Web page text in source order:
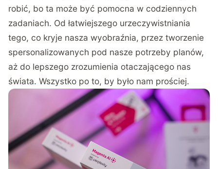
robić, bo ta może być pomocna w codziennych
zadaniach. Od łatwiejszego urzeczywistniania
tego, co kryje nasza wyobraźnia, przez tworzenie
spersonalizowanych pod nasze potrzeby planów,
aż do lepszego zrozumienia otaczającego nas
świata. Wszystko po to, by było nam prościej.